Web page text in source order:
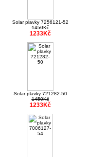
Solar plavky 7256121-52
1450Kč
1233Kč
Solar plavky 721282-50
1450Kč
1233Kč